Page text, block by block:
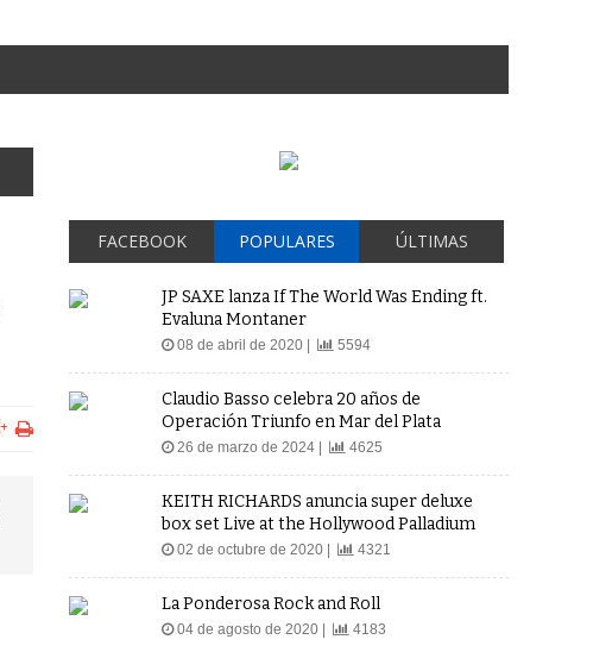
FACEBOOK POPULARES ÚLTIMAS
JP SAXE lanza If The World Was Ending ft.
Evaluna Montaner
08 de abril de 2020 | 5594
Claudio Basso celebra 20 años de
Operación Triunfo en Mar del Plata
26 de marzo de 2024 | 4625
KEITH RICHARDS anuncia super deluxe
box set Live at the Hollywood Palladium
02 de octubre de 2020 | 4321
La Ponderosa Rock and Roll
04 de agosto de 2020 | 4183